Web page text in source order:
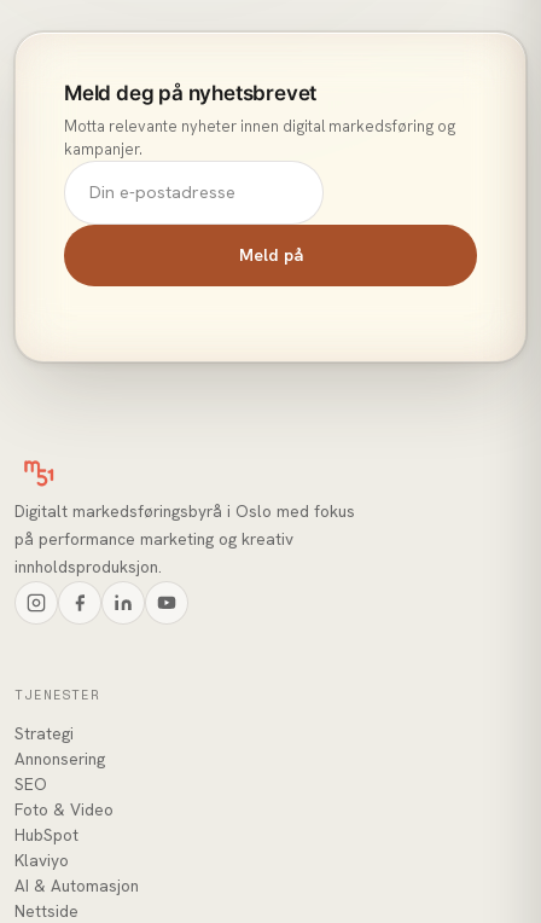
Meld deg på nyhetsbrevet
Motta relevante nyheter innen digital markedsføring og
kampanjer.
Meld på
Digitalt markedsføringsbyrå i Oslo med fokus
på performance marketing og kreativ
innholdsproduksjon.
TJENESTER
Strategi
Annonsering
SEO
Foto & Video
HubSpot
Klaviyo
AI & Automasjon
Nettside